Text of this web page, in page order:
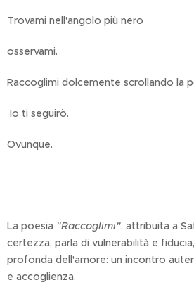
Trovami nell'angolo più nero
osservami.
Raccoglimi dolcemente scrollando la
Io ti seguirò.
Ovunque.
La poesia "Raccoglimi", attribuita a
certezza, parla di vulnerabilità e
profonda dell'amore: un incontro
e accoglienza.